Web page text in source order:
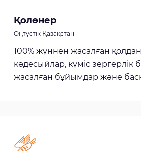
Қолөнер
Оңтүстік Қазақстан
100% жүннен жасалған
кәдесыйлар, күміс
жасалған бұйымдар және